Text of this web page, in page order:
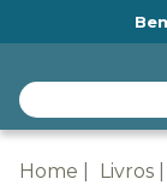
Home Livros